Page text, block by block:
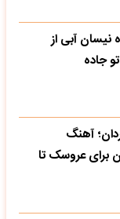
نیسان آبی از
جاده
آهنگ
برای عروسک تا